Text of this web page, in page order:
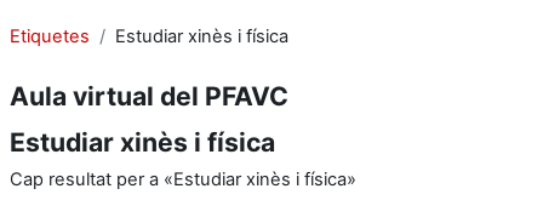
Etiquetes Estudiar xinès i física
Aula virtual del PFAVC
Estudiar xinès i física
Cap resultat per a «Estudiar xinès i física»